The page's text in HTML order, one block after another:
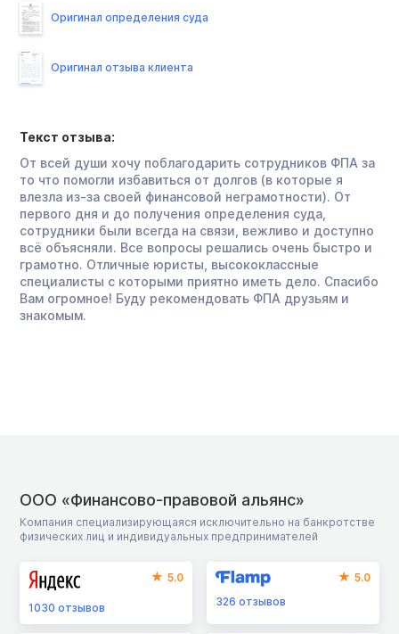
Текст отзыва:
От всей души хочу поблагодарить сотрудников ФПА за
то что помогли избавиться от долгов (в которые я
влезла из-за своей финансовой неграмотности). От
первого дня и до получения определения суда,
сотрудники были всегда на связи, вежливо и доступно
всё объясняли. Все вопросы решались очень быстро и
грамотно. Отличные юристы, высококлассные
специалисты с которыми приятно иметь дело. Спасибо
Вам огромное! Буду рекомендовать ФПА друзьям и
знакомым.
Оригинал определения суда
Оригинал отзыва клиента
ООО «Финансово-правовой альянс»
Компания специализирующаяся исключительно на банкротстве
физических лиц и индивидуальных предпринимателей
5.0
1030 отзывов
5.0
326отзывов